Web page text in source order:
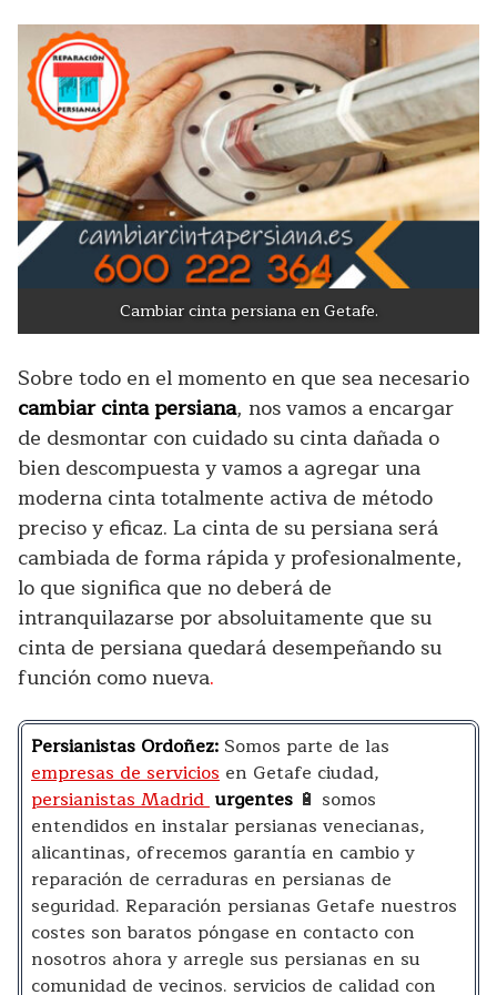
Cambiar cinta persiana en Getafe.
Sobre todo en el momento en que sea necesario
cambiar cinta persiana, nos vamos a encargar
de desmontar con cuidado su cinta dañada o
bien descompuesta y vamos a agregar una
moderna cinta totalmente activa de método
preciso y eficaz. La cinta de su persiana será
cambiada de forma rápida y profesionalmente,
lo que significa que no deberá de
intranquilazarse por absoluitamente que su
cinta de persiana quedará desempeñando su
función como nueva.
Persianistas Ordoñez: Somos parte de las
empresas de servicios en Getafe ciudad,
persianistas Madridurgentes 🔋 somos
entendidos en instalar persianas venecianas,
alicantinas, ofrecemos garantía en cambio y
reparación de cerraduras en persianas de
seguridad. Reparación persianas Getafe nuestros
costes son baratos póngase en contacto con
nosotros ahora y arregle sus persianas en su
comunidad de vecinos. servicios de calidad con